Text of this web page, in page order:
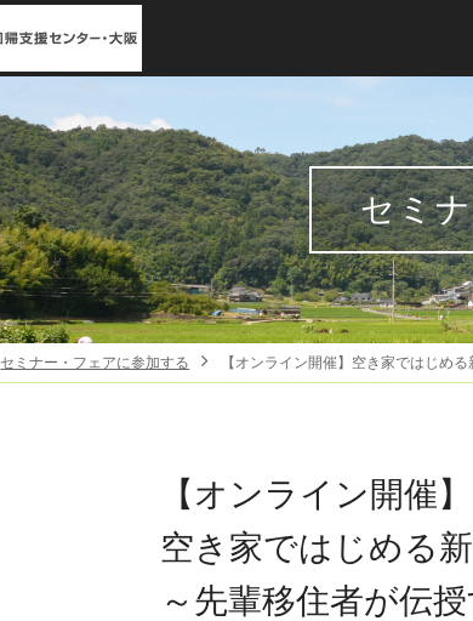
セミ
セミナー・フェアに参加する 【オンライン開催】空き家ではじめ
【オンライン開催】
空き家ではじめる
～先輩移住者が伝